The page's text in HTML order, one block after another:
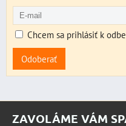
Chcem sa prihlásiť k
Odoberať
ZAVOLÁME VÁM